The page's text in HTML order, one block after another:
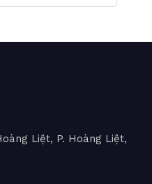
Liệt, P. Hoàng Liệt,